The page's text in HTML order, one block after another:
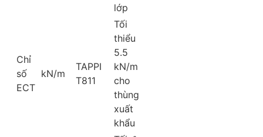
lớp
Chỉ
số
ECT
kN/m
TAPPI
T811
Tối
thiểu
5.5
kN/m
cho
thùng
xuất
khẩu